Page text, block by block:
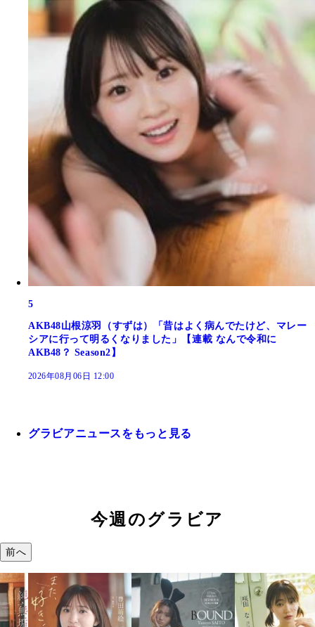
5
AKB48山根涼羽（すずは）「昔はよく病んでたけど、マレー
シアに行って明るくなりました」【連載 なんで令和に
AKB48？ Season2】
2026年08月06日 12:00
グラビアニュースをもっと見る
今週のグラビア
前へ